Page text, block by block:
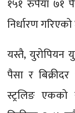
१५१ रुपैयाँ ७१
निर्धारण
यस्तै, युरोपियन
पैसा र
स्ट्रलिङ